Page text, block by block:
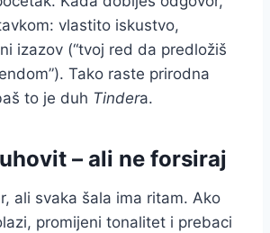
vlastito iskustvo,
izazov (“tvoj red da predložiš
Tako raste prirodna
to je duh Tindera.
– ali ne forsiraj
ali svaka šala ima ritam. Ako
promijeni tonalitet i prebaci